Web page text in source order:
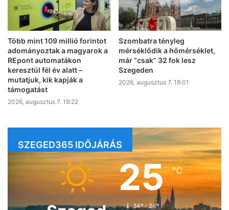
Több mint 109 millió forintot
adományoztak a magyarok a
REpont automatákon
keresztül fél év alatt –
mutatjuk, kik kapják a
támogatást
2026, augusztus 7. 19:22
Szombatra tényleg
mérséklődik a hőmérséklet,
már “csak” 32 fok lesz
Szegeden
2026, augusztus 7. 18:01
SZEGED365 IDŐJÁRÁS
25℃
34º - 24º